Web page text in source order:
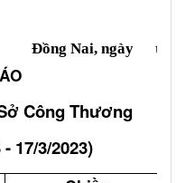
Đồng Nai, ngày t
Công Thương
17/3/2023)